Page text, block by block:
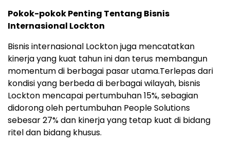
Pokok-pokok Penting Tentang Bisnis
Internasional Lockton
Bisnis internasional Lockton juga mencatatkan
kinerja yang kuat tahun ini dan terus membangun
momentum di berbagai pasar utama.Terlepas dari
kondisi yang berbeda di berbagai wilayah, bisnis
Lockton mencapai pertumbuhan 15%, sebagian
didorong oleh pertumbuhan People Solutions
sebesar 27% dan kinerja yang tetap kuat di bidang
ritel dan bidang khusus.